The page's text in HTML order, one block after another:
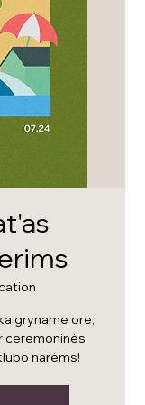
gryname ore,
ceremoninės
narėms!